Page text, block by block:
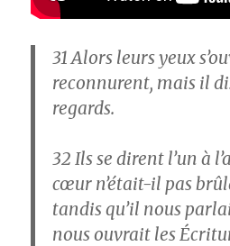
31 Alors leurs yeux
reconnurent, mais il
regards.
32 Ils se dirent l’un à
cœur n’était-il pas
tandis qu’il nous
nous ouvrait les